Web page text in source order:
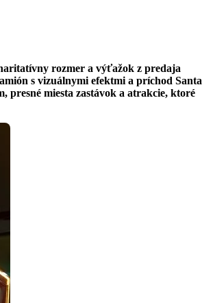
rozmer a výťažok z predaja
s vizuálnymi efektmi a príchod Santa
presné miesta zastávok a atrakcie, ktoré